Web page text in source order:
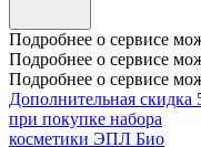
Подробнее о сервисе
Подробнее о сервисе
Подробнее о сервисе
Дополнительная скидка
при покупке набора
косметики ЭПЛ Био